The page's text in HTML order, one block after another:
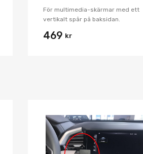
För multimedia-skärmar med ett
vertikalt spår på baksidan.
469 kr
Lägg i önskelista